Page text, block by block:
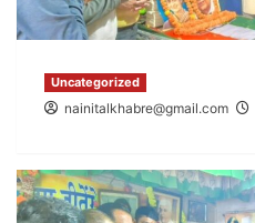
Uncategorized
nainitalkhabre@gmail.com